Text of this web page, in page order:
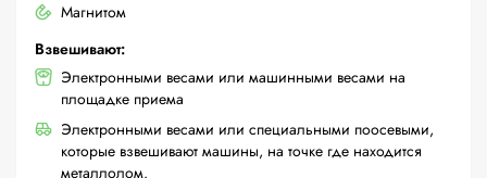
Магнитом
Взвешивают:
Электронными весами или машинными весами на
площадке приема
Электронными весами или специальными поосевыми,
которые взвешивают машины, на точке где находится
металлолом.